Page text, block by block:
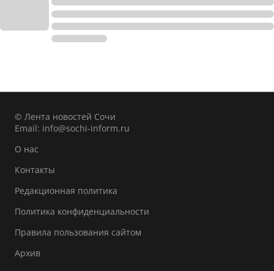
© Лента новостей Сочи
Email: info@sochi-inform.ru
О нас
Контакты
Редакционная политика
Политика конфиденциальности
Правила пользования сайтом
Архив